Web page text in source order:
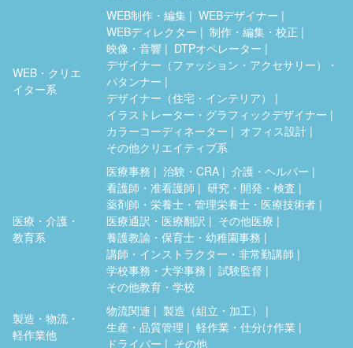
WEB・クリエ
イター系
WEB制作・編集
WEBデザイナー
WEBディレクター
制作・編集・校正
映像・音響
DTPオペレーター
デザイナー（ファッション・アクセサリー）・
パタンナー
デザイナー（住宅・インテリア）
イラストレーター・グラフィックデザイナー
カラーコーディネーター
オフィス設計
その他クリエイティブ系
医療・介護・
教育系
医療事務 治験・CRA
介護・ヘルパー
看護師・准看護師
研究・開発・検査
薬剤師・栄養士・管理栄養士・医療技術者
医療通訳・医療翻訳
その他医療
養護教諭・保育士・幼稚園事務
講師・インストラクター・非常勤講師
学校事務・大学事務
試験監督
その他教育・学校
製造・物流・
軽作業他
物流関連
製造（組立・加工）
生産・品質管理
軽作業・仕分け作業
ドライバー
その他